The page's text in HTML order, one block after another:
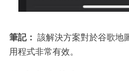
筆記： 該解決方案對於谷歌地
用程式非常有效。